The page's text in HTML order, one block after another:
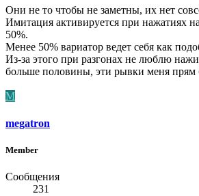
Они не то чтобы не заметны, их нет
Имитация активируется при нажатиях на
50%.
Менее 50% вариатор ведет себя как
Из-за этого при разгонах не люблю
больше половины, эти рывки меня прям
M
megatron
Member
Сообщения
231